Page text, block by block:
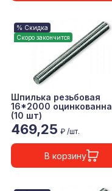
% Скидка
Скоро закончится
Шпилька резьбовая
16*2000
(10 шт)
469,25 ₽ /шт.
В корзину